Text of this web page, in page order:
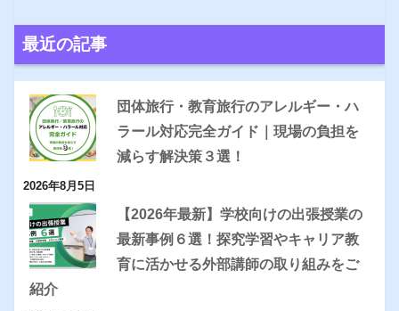
最近の記事
団体旅行・教育旅行のアレルギー・ハ
ラール対応完全ガイド｜現場の負担を
減らす解決策３選！
2026年8月5日
【2026年最新】学校向けの出張授業の
最新事例６選！探究学習やキャリア教
育に活かせる外部講師の取り組みをご
紹介